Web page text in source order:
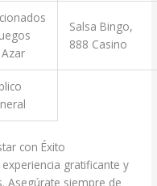
Salsa Bingo,
888 Casino
con Éxito
gratificante y
Asegúrate siempre de